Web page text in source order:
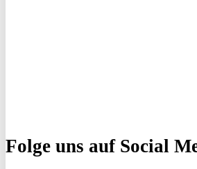
Folge uns auf Social